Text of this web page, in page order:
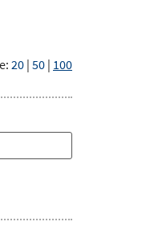
20 | 50 | 100